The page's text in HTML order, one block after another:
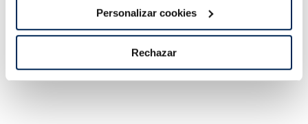
Personalizar cookies
Rechazar
Bossa 4 x 150g
Añadir
1,99 €
Añadir